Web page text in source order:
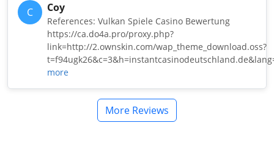
C Coy
References: Vulkan Spiele Casino Bewertung
https://ca.do4a.pro/proxy.php?
link=http://2.ownskin.com/wap_theme_download.oss?
more
More Reviews